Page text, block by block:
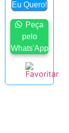
Eu Quero!
Peça
pelo
Whats'App